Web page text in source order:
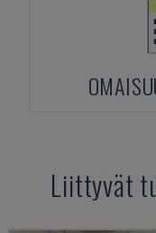
Liittyvät